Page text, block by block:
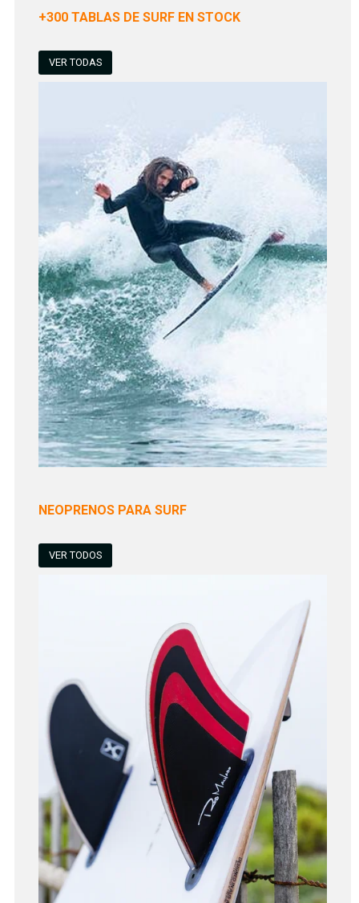
+300 TABLAS DE SURF EN STOCK
VER TODAS
NEOPRENOS PARA SURF
VER TODOS